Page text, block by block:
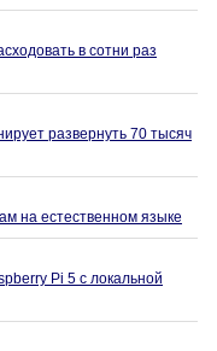
в сотни раз
развернуть 70 тысяч
на естественном языке
Pi 5 с локальной